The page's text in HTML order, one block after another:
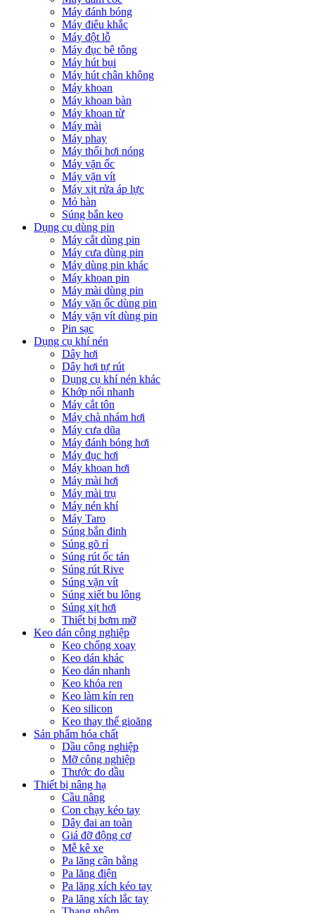
Máy đánh bóng
Máy điêu khắc
Máy đột lỗ
Máy đục bê tông
Máy hút bụi
Máy hút chân không
Máy khoan
Máy khoan bàn
Máy khoan từ
Máy mài
Máy phay
Máy thổi hơi nóng
Máy vặn ốc
Máy vặn vít
Máy xịt rửa áp lực
Mỏ hàn
Súng bắn keo
Dụng cụ dùng pin
Máy cắt dùng pin
Máy cưa dùng pin
Máy dùng pin khác
Máy khoan pin
Máy mài dùng pin
Máy vặn ốc dùng pin
Máy vặn vít dùng pin
Pin sạc
Dụng cụ khí nén
Dây hơi
Dây hơi tự rút
Dụng cụ khí nén khác
Khớp nối nhanh
Máy cắt tôn
Máy chà nhám hơi
Máy cưa dũa
Máy đánh bóng hơi
Máy đục hơi
Máy khoan hơi
Máy mài hơi
Máy mài trụ
Máy nén khí
Máy Taro
Súng bắn đinh
Súng gõ rỉ
Súng rút ốc tán
Súng rút Rive
Súng vặn vít
Súng xiết bu lông
Súng xịt hơi
Thiết bị bơm mỡ
Keo dán công nghiệp
Keo chống xoay
Keo dán khác
Keo dán nhanh
Keo khóa ren
Keo làm kín ren
Keo silicon
Keo thay thế gioăng
Sản phẩm hóa chất
Dầu công nghiệp
Mỡ công nghiệp
Thước đo dầu
Thiết bị nâng hạ
Cầu nâng
Con chạy kéo tay
Dây đai an toàn
Giá đỡ động cơ
Mễ kê xe
Pa lăng cân bằng
Pa lăng điện
Pa lăng xích kéo tay
Pa lăng xích lắc tay